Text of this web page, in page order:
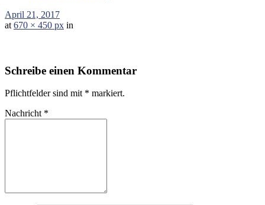
April 21, 2017
at 670 × 450 px in
Schreibe einen Kommentar
Pflichtfelder sind mit * markiert.
Nachricht *